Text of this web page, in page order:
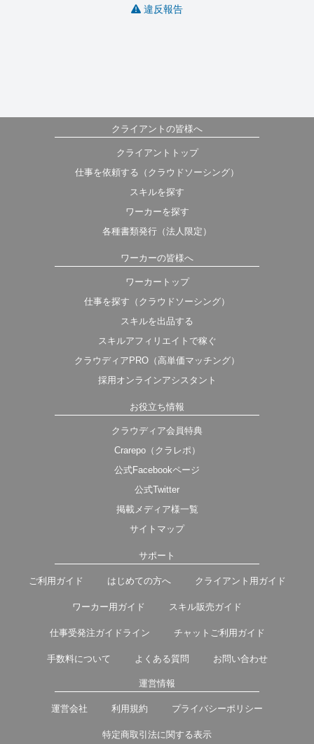
違反報告
クライアントの皆様へ
クライアントトップ
仕事を依頼する（クラウドソーシング）
スキルを探す
ワーカーを探す
各種書類発行（法人限定）
ワーカーの皆様へ
ワーカートップ
仕事を探す（クラウドソーシング）
スキルを出品する
スキルアフィリエイトで稼ぐ
クラウディアPRO（高単価マッチング）
採用オンラインアシスタント
お役立ち情報
クラウディア会員特典
Crarepo（クラレポ）
公式Facebookページ
公式Twitter
掲載メディア様一覧
サイトマップ
サポート
ご利用ガイド はじめての方へ クライアント用ガイド
ワーカー用ガイド スキル販売ガイド
仕事受発注ガイドライン チャットご利用ガイド
手数料について よくある質問 お問い合わせ
運営情報
運営会社 利用規約 プライバシーポリシー
特定商取引法に関する表示